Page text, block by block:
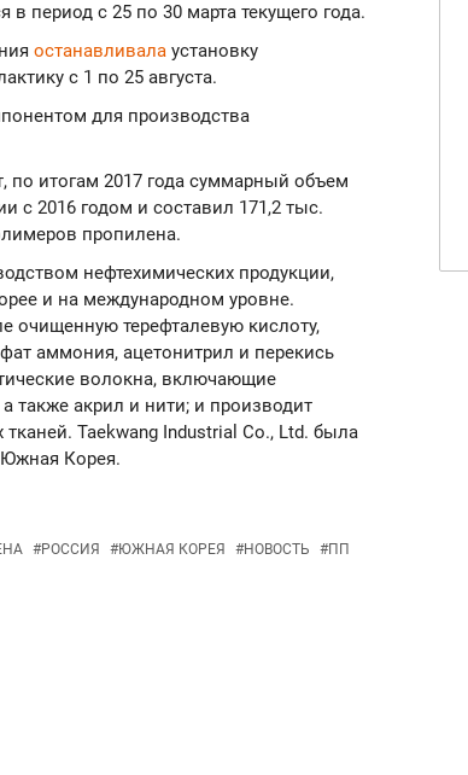
период с 25 по 30 марта текущего года.
останавливала установку
с 1 по 25 августа.
для производства
по итогам 2017 года суммарный объем
с 2016 годом и составил 171,2 тыс.
пропилена.
нефтехимических продукции,
и на международном уровне.
очищенную терефталевую кислоту,
аммония, ацетонитрил и перекись
волокна, включающие
также акрил и нити; и производит
Taekwang Industrial Co., Ltd. была
Южная Корея.
#РОССИЯ #ЮЖНАЯ КОРЕЯ #НОВОСТЬ #ПП